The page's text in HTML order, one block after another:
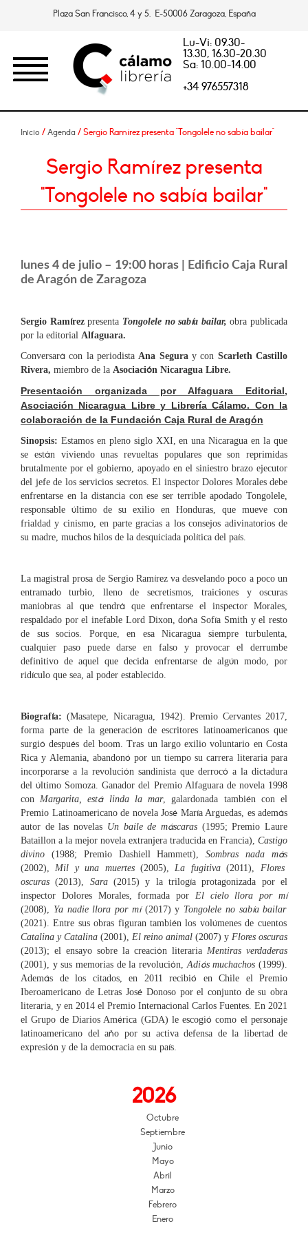
Plaza San Francisco, 4 y 5. E-50006 Zaragoza, España
Lu-Vi: 09.30-
13.30, 16.30-20.30
Sa: 10.00-14.00
+34 976557318
Inicio / Agenda / Sergio Ramírez presenta "Tongolele no sabía bailar"
Sergio Ramírez presenta
"Tongolele no sabía bailar"
lunes 4 de julio – 19:00 horas | Edificio Caja Rural
de Aragón de Zaragoza
Sergio Ramírezpresenta Tongolele no sabía bailar, obra publicada
por la editorial Alfaguara.
Conversará con la periodistaAna Seguray con Scarleth Castillo
Rivera, miembro de la Asociación Nicaragua Libre.
Presentación organizada por Alfaguara Editorial,
Asociación Nicaragua Libre y Librería Cálamo. Con la
colaboración de la Fundación Caja Rural de Aragón
Sinopsis: Estamos en pleno siglo XXI, en una Nicaragua en la que
se están viviendo unas revueltas populares que son reprimidas
brutalmente por el gobierno, apoyado en el siniestro brazo ejecutor
del jefe de los servicios secretos. El inspector Dolores Morales debe
enfrentarse en la distancia con ese ser terrible apodado Tongolele,
responsable último de su exilio en Honduras, que mueve con
frialdad y cinismo, en parte gracias a los consejos adivinatorios de
su madre, muchos hilos de la desquiciada política del país.
La magistral prosa de Sergio Ramírez va desvelando poco a poco un
entramado turbio, lleno de secretismos, traiciones y oscuras
maniobras al que tendráque enfrentarse el inspector Morales,
respaldado por el inefable Lord Dixon, doña Sofía Smith y el resto
de sus socios. Porque, en esa Nicaragua siempre turbulenta,
cualquier paso puede darse en falso y provocar el derrumbe
definitivo de aquel que decida enfrentarse de algún modo, por
ridículo que sea, al poder establecido.
Biografía: (Masatepe, Nicaragua, 1942). Premio Cervantes 2017,
forma parte de la generación de escritores latinoamericanos que
surgió después del boom. Tras un largo exilio voluntario en Costa
Rica y Alemania, abandonópor un tiempo su carrera literaria para
incorporarse a la revolución sandinista que derrocó a la dictadura
delúltimo Somoza. Ganador del Premio Alfaguara de novela 1998
conMargarita, estálinda la mar, galardonada también con el
Premio Latinoamericano de novela José María Arguedas, es además
autor de las novelas Un baile de máscaras(1995; Premio Laure
Bataillon a la mejor novela extranjera traducida en Francia), Castigo
divino (1988; Premio Dashiell Hammett),Sombras nada más
(2002),Mil y una muertes(2005),La fugitiva(2011), Flores
oscuras (2013), Sara(2015) y la trilogía protagonizada por el
inspector Dolores Morales, formada por El cielo llora por mí
(2008), Ya nadie llora por mí (2017) y Tongolele no sabía bailar
(2021). Entre sus obras figuran también los volúmenes de cuentos
Catalina y Catalina (2001), El reino animal (2007) y Flores oscuras
(2013); el ensayo sobre la creación literaria Mentiras verdaderas
(2001), y sus memorias de la revolución,Adiós muchachos (1999).
Además de los citados, en 2011 recibió en Chile el Premio
Iberoamericano de Letras José Donoso por el conjunto de su obra
literaria, y en 2014 el Premio Internacional Carlos Fuentes. En 2021
el Grupo de Diarios América (GDA) le escogió como el personaje
latinoamericano del año por su activa defensa de la libertad de
expresión y de la democracia en su país.
2026
Octubre
Septiembre
Junio
Mayo
Abril
Marzo
Febrero
Enero